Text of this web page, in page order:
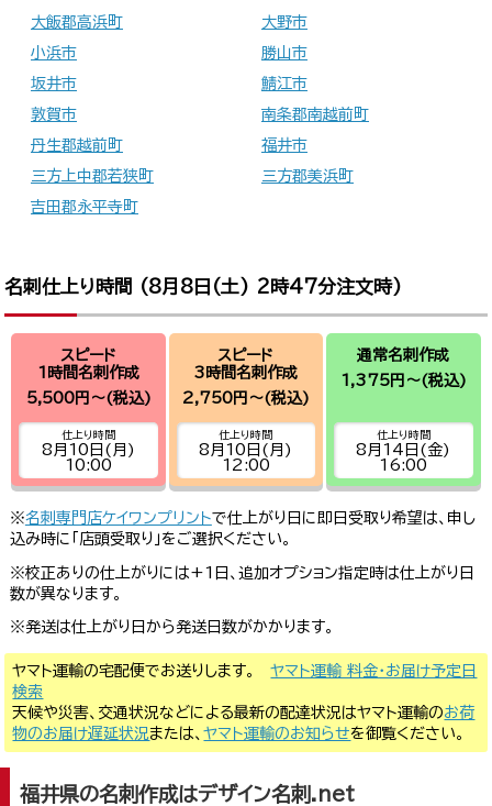
大飯郡高浜町
大野市
小浜市
勝山市
坂井市
鯖江市
敦賀市
南条郡南越前町
丹生郡越前町
福井市
三方上中郡若狭町
三方郡美浜町
吉田郡永平寺町
名刺仕上り時間 (8月8日(土) 2時47分注文時)
スピード
1時間名刺作成
5,500円～(税込)
仕上り時間
8月10日(月)
10:00
スピード
3時間名刺作成
2,750円～(税込)
仕上り時間
8月10日(月)
12:00
通常名刺作成
1,375円～(税込)
仕上り時間
8月14日(金)
16:00
※名刺専門店ケイワンプリントで仕上がり日に即日受取り希望は、申し
込み時に「店頭受取り」をご選択ください。
※校正ありの仕上がりには+1日、追加オプション指定時は仕上がり日
数が異なります。
※発送は仕上がり日から発送日数がかかります。
ヤマト運輸の宅配便でお送りします。ヤマト運輸 料金・お届け予定日
検索
天候や災害、交通状況などによる最新の配達状況はヤマト運輸のお荷
物のお届け遅延状況 または、ヤマト運輸のお知らせを御覧ください。
福井県の名刺作成はデザイン名刺.net